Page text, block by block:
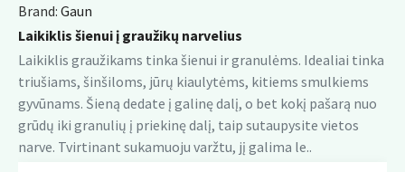
Brand: Gaun
Laikiklis šienui į graužikų narvelius
Laikiklis graužikams tinka šienui ir granulėms. Idealiai tinka
triušiams, šinšiloms, jūrų kiaulytėms, kitiems smulkiems
gyvūnams. Šieną dedate į galinę dalį, o bet kokį pašarą nuo
grūdų iki granulių į priekinę dalį, taip sutaupysite vietos
narve. Tvirtinant sukamuoju varžtu, jį galima le..